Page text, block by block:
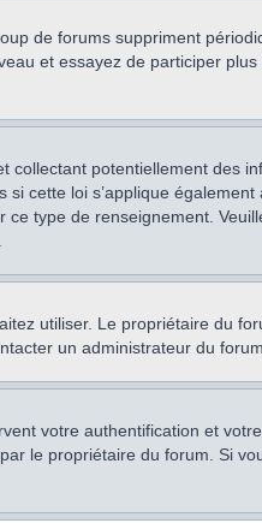
de forums suppriment
et essayez de participer
collectant potentiellement des
cette loi s’applique
type de renseignement.
utiliser. Le propriétaire du
un administrateur du forum.
votre authentification et
le propriétaire du forum. Si